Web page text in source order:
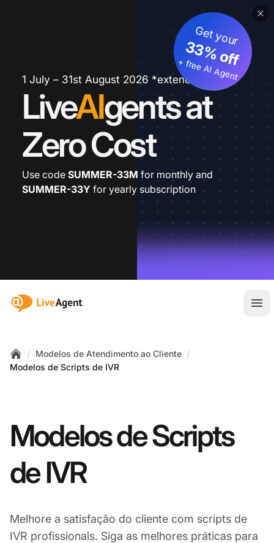
1 July – 31st August 2026 *extended
LiveAIgents at
Zero Cost
Get your
33% off
+ free AI Agent
Use code SUMMER-33M for monthly and
SUMMER-33Y for yearly subscription
:site.title
Home
/ Modelos de Atendimento ao Cliente /
Modelos de Scripts de IVR
Modelos de Scripts
de IVR
Melhore a satisfação do cliente com scripts de
IVR profissionais. Siga as melhores práticas para